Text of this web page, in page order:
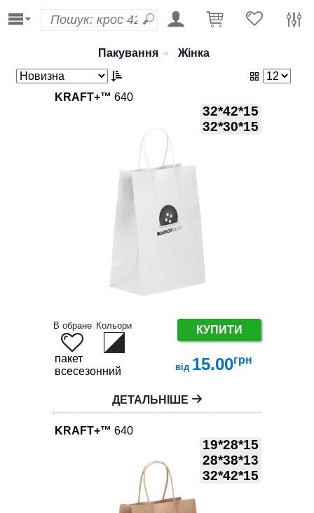
Пакування Жінка
KRAFT+™ 640
32*42*15
32*30*15
В обране Кольори КУПИТИ
пакет
всесезонний
від 15.00грн
ДЕТАЛЬНІШЕ
KRAFT+™ 640
19*28*15
28*38*13
32*42*15